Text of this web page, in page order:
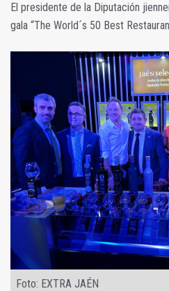
El presidente de la Diputación
gala “The World´s 50 Best
Foto: EXTRA JAÉN